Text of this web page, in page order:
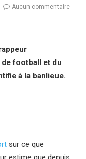
Aucun commentaire
de football et du
à la banlieue.
sur ce que